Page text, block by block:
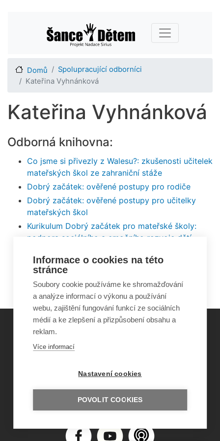
hlavnímu
obsahu
Main navigation
Domů
Spolupracující odborníci
Kateřina Vyhnánková
Kateřina Vyhnánková
Odborná knihovna:
Co jsme si přivezly z Walesu?: zkušenosti učitelek
mateřských škol ze zahraniční stáže
Dobrý začátek: ověřené postupy pro rodiče
Dobrý začátek: ověřené postupy pro učitelky
mateřských škol
Kurikulum Dobrý začátek pro mateřské školy:
podpora sociálního a emočního rozvoje dětí
předškolním vzdělávání v České republice, v
Anglii, na Slovensku a ve Walesu
©Obecně prospěšná společnost Sirius
ISSN 1805-8876
nazory@sancedetem.cz
Odběr novinek e-mailem
Informace o cookies na této
stránce
Soubory cookie používáme ke shromažďování
a analýze informací o výkonu a používání
webu, zajištění fungování funkcí ze sociálních
médií a ke zlepšení a přizpůsobení obsahu a
reklam.
Více informací
Nastavení cookies
POVOLIT COOKIES